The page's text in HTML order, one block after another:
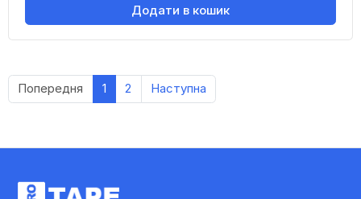
Додати в кошик
Попередня 1 2 Наступна